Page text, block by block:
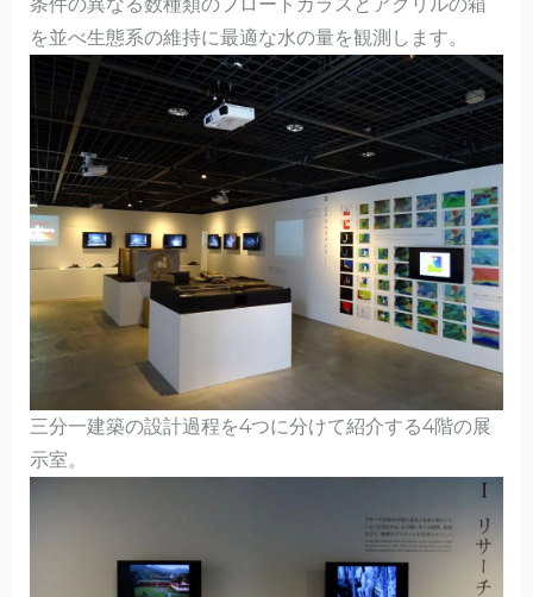
を並べ生態系の維持に最適な水の量を観測します。
三分一建築の設計過程を4つに分けて紹介する4階の展
示室。